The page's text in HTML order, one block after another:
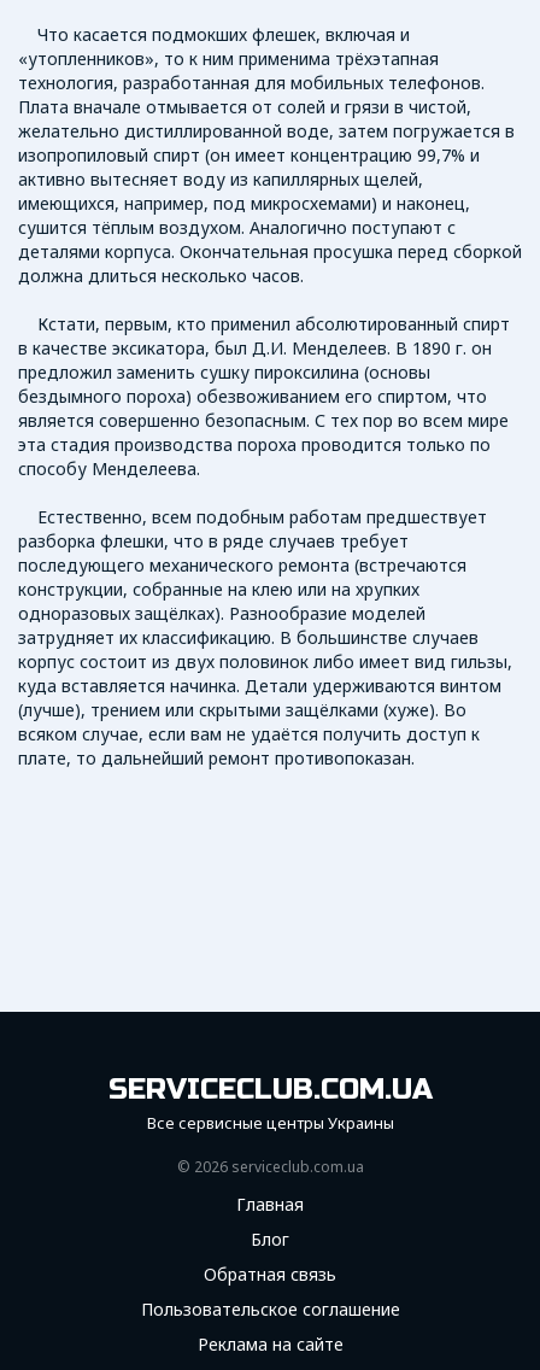
Что касается подмокших флешек, включая и
«утопленников», то к ним применима трёхэтапная
технология, разработанная для мобильных телефонов.
Плата вначале отмывается от солей и грязи в чистой,
желательно дистиллированной воде, затем погружается в
изопропиловый спирт (он имеет концентрацию 99,7% и
активно вытесняет воду из капиллярных щелей,
имеющихся, например, под микросхемами) и наконец,
сушится тёплым воздухом. Аналогично поступают с
деталями корпуса. Окончательная просушка перед сборкой
должна длиться несколько часов.
Кстати, первым, кто применил абсолютированный спирт
в качестве эксикатора, был Д.И. Менделеев. В 1890 г. он
предложил заменить сушку пироксилина (основы
бездымного пороха) обезвоживанием его спиртом, что
является совершенно безопасным. С тех пор во всем мире
эта стадия производства пороха проводится только по
способу Менделеева.
Естественно, всем подобным работам предшествует
разборка флешки, что в ряде случаев требует
последующего механического ремонта (встречаются
конструкции, собранные на клею или на хрупких
одноразовых защёлках). Разнообразие моделей
затрудняет их классификацию. В большинстве случаев
корпус состоит из двух половинок либо имеет вид гильзы,
куда вставляется начинка. Детали удерживаются винтом
(лучше), трением или скрытыми защёлками (хуже). Во
всяком случае, если вам не удаётся получить доступ к
плате, то дальнейший ремонт противопоказан.
SERVICECLUB.COM.UA
Все сервисные центры Украины
© 2026 serviceсlub.com.ua
Главная
Блог
Обратная связь
Пользовательское соглашение
Реклама на сайте